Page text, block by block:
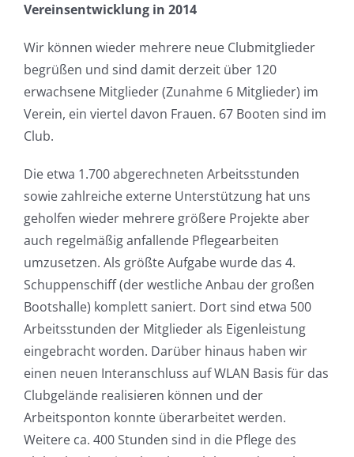
Vereinsentwicklung in 2014
Wir können wieder mehrere neue Clubmitglieder
begrüßen und sind damit derzeit über 120
erwachsene Mitglieder (Zunahme 6 Mitglieder) im
Verein, ein viertel davon Frauen. 67 Booten sind im
Club.
Die etwa 1.700 abgerechneten Arbeitsstunden
sowie zahlreiche externe Unterstützung hat uns
geholfen wieder mehrere größere Projekte aber
auch regelmäßig anfallende Pflegearbeiten
umzusetzen. Als größte Aufgabe wurde das 4.
Schuppenschiff (der westliche Anbau der großen
Bootshalle) komplett saniert. Dort sind etwa 500
Arbeitsstunden der Mitglieder als Eigenleistung
eingebracht worden. Darüber hinaus haben wir
einen neuen Interanschluss auf WLAN Basis für das
Clubgelände realisieren können und der
Arbeitsponton konnte überarbeitet werden.
Weitere ca. 400 Stunden sind in die Pflege des